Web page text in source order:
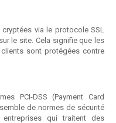
via le protocole SSL
le site. Cela signifie que les
sont protégées contre
PCI-DSS (Payment Card
de normes de sécurité
qui traitent des